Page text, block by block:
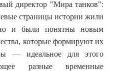
директор "Мира танков":
страницы истории жили
и были понятны новым
которые формируют их
— идеальное для этого
разные временные